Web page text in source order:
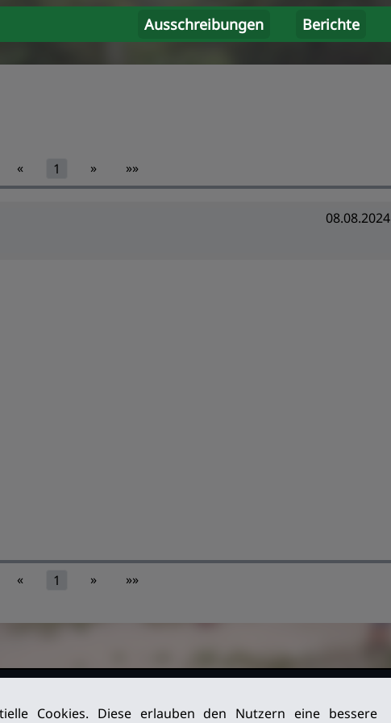
Ausschreibungen Berichte
« 1 » »»
08.08.2024
« 1 » »»
Cookies. Diese erlauben den Nutzern eine bessere